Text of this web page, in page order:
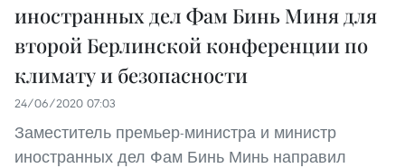
иностранных дел Фам Бинь Миня для
второй Берлинской конференции по
климату и безопасности
24/06/2020 07:03
Заместитель премьер-министра и министр
иностранных дел Фам Бинь Минь направил